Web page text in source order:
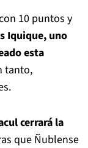
10 puntos y
Iquique, uno
esta
tanto,
cerrará la
que Ñublense